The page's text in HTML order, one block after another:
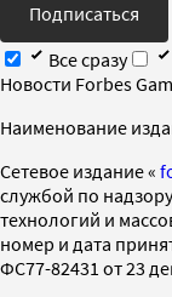
Подписаться
Все сразу
Новости Forbes
Наименование
Cетевое издание «
службой по
технологий и
номер и дата
ФС77-82431 от 23